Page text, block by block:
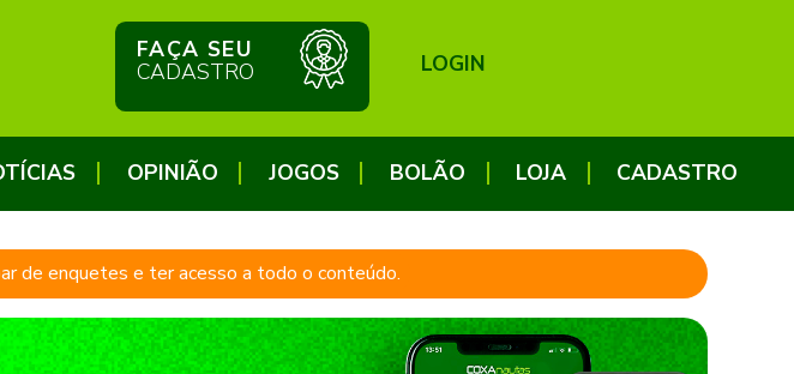
FAÇA SEU
CADASTRO LOGIN
OPINIÃO JOGOS BOLÃO LOJA CADASTRO
de enquetes e ter acesso a todo o conteúdo.